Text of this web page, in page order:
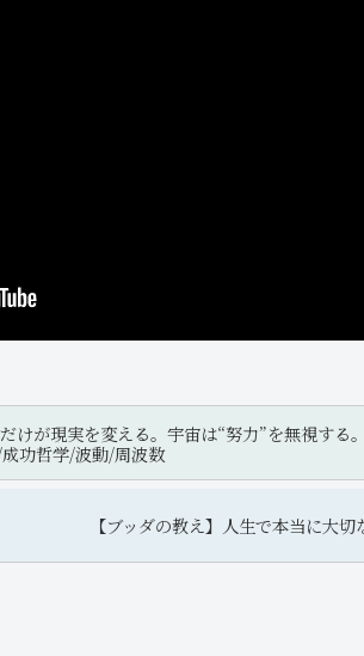
けが現実を変える。宇宙は“努力”を無視す
成功哲学/波動/周波数
【ブッダの教え】人生で本当に大